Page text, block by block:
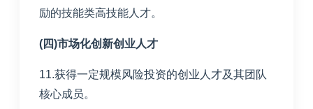
励的技能类高技能人才。
(四)市场化创新创业人才
11.获得一定规模风险投资的创业人才及其团队
核心成员。